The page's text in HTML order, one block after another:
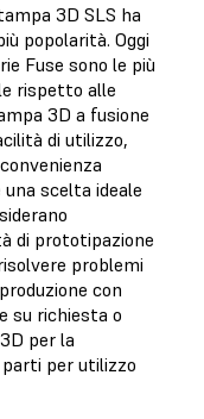
3D SLS ha
popolarità. Oggi
Fuse sono le più
rispetto alle
3D a fusione
di utilizzo,
una scelta ideale
di prototipazione
problemi
con
su richiesta o
per la
parti per utilizzo